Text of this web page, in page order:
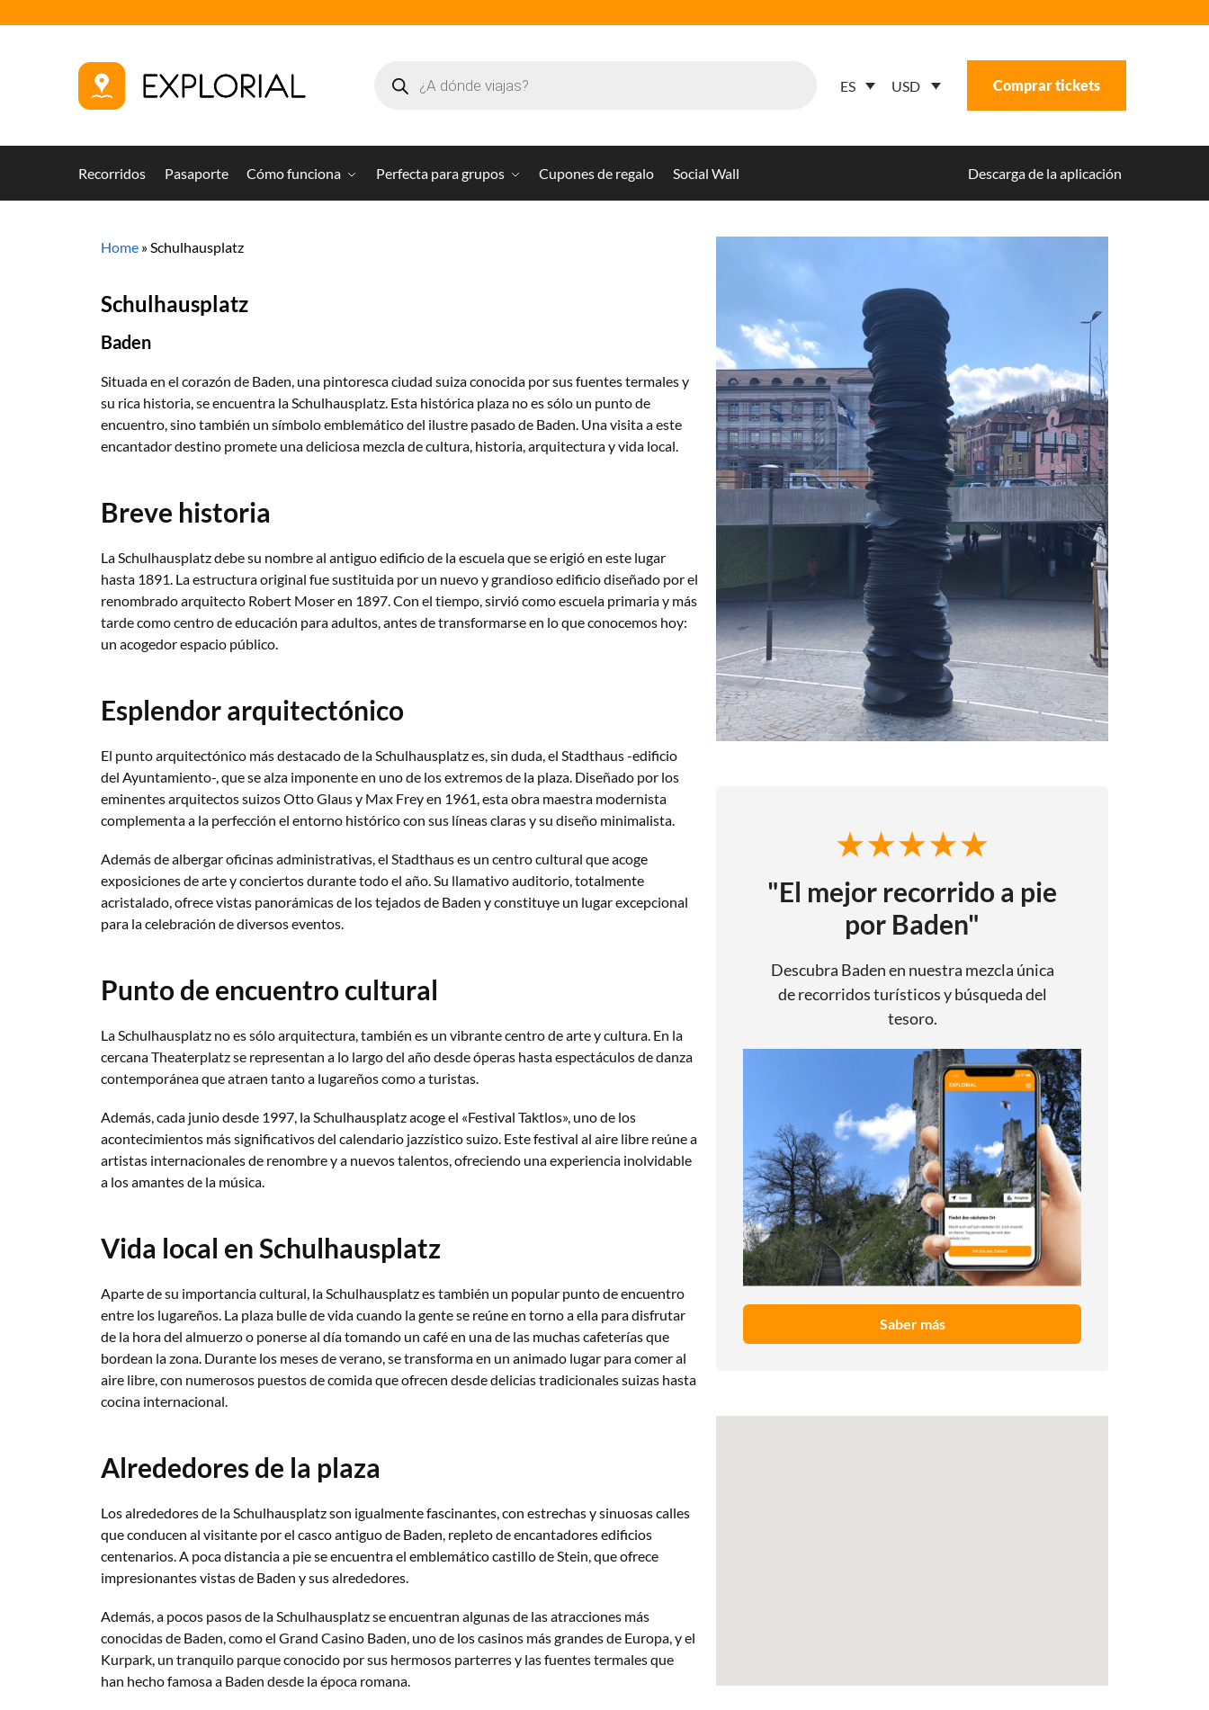
ES USD Comprar tickets
Recorridos Pasaporte Cómo funciona Perfecta para grupos Cupones de regalo Social Wall Descarga de la aplicación
Home »Schulhausplatz
Schulhausplatz
Baden
Situada en el corazón de Baden, una pintoresca ciudad suiza conocida por sus fuentes termales y
su rica historia, se encuentra la Schulhausplatz. Esta histórica plaza no es sólo un punto de
encuentro, sino también un símbolo emblemático del ilustre pasado de Baden. Una visita a este
encantador destino promete una deliciosa mezcla de cultura, historia, arquitectura y vida local.
Breve historia
La Schulhausplatz debe su nombre al antiguo edificio de la escuela que se erigió en este lugar
hasta 1891. La estructura original fue sustituida por un nuevo y grandioso edificio diseñado por el
renombrado arquitecto Robert Moser en 1897. Con el tiempo, sirvió como escuela primaria y más
tarde como centro de educación para adultos, antes de transformarse en lo que conocemos hoy:
un acogedor espacio público.
Esplendor arquitectónico
El punto arquitectónico más destacado de la Schulhausplatz es, sin duda, el Stadthaus -edificio
del Ayuntamiento-, que se alza imponente en uno de los extremos de la plaza. Diseñado por los
eminentes arquitectos suizos Otto Glaus y Max Frey en 1961, esta obra maestra modernista
complementa a la perfección el entorno histórico con sus líneas claras y su diseño minimalista.
Además de albergar oficinas administrativas, el Stadthaus es un centro cultural que acoge
exposiciones de arte y conciertos durante todo el año. Su llamativo auditorio, totalmente
acristalado, ofrece vistas panorámicas de los tejados de Baden y constituye un lugar excepcional
para la celebración de diversos eventos.
Punto de encuentro cultural
La Schulhausplatz no es sólo arquitectura, también es un vibrante centro de arte y cultura. En la
cercana Theaterplatz se representan a lo largo del año desde óperas hasta espectáculos de danza
contemporánea que atraen tanto a lugareños como a turistas.
Además, cada junio desde 1997, la Schulhausplatz acoge el «Festival Taktlos», uno de los
acontecimientos más significativos del calendario jazzístico suizo. Este festival al aire libre reúne a
artistas internacionales de renombre y a nuevos talentos, ofreciendo una experiencia inolvidable
a los amantes de la música.
Vida local en Schulhausplatz
Aparte de su importancia cultural, la Schulhausplatz es también un popular punto de encuentro
entre los lugareños. La plaza bulle de vida cuando la gente se reúne en torno a ella para disfrutar
de la hora del almuerzo o ponerse al día tomando un café en una de las muchas cafeterías que
bordean la zona. Durante los meses de verano, se transforma en un animado lugar para comer al
aire libre, con numerosos puestos de comida que ofrecen desde delicias tradicionales suizas hasta
cocina internacional.
Alrededores de la plaza
Los alrededores de la Schulhausplatz son igualmente fascinantes, con estrechas y sinuosas calles
que conducen al visitante por el casco antiguo de Baden, repleto de encantadores edificios
centenarios. A poca distancia a pie se encuentra el emblemático castillo de Stein, que ofrece
impresionantes vistas de Baden y sus alrededores.
Además, a pocos pasos de la Schulhausplatz se encuentran algunas de las atracciones más
conocidas de Baden, como el Grand Casino Baden, uno de los casinos más grandes de Europa, y el
Kurpark, un tranquilo parque conocido por sus hermosos parterres y las fuentes termales que
han hecho famosa a Baden desde la época romana.
"El mejor recorrido a pie
por Baden"
Descubra Baden en nuestra mezcla única
de recorridos turísticos y búsqueda del
tesoro.
Saber más